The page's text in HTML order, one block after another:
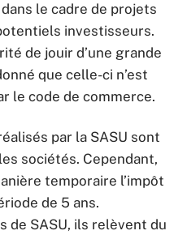
le cadre de projets
investisseurs.
de jouir d’une grande
que celle-ci n’est
le code de commerce.
par la SASU sont
sociétés. Cependant,
temporaire l’impôt
de 5 ans.
de SASU, ils relèvent du